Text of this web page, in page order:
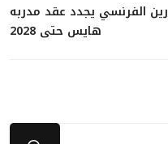
رين الفرنسي يجدد عقد مدربه
هايس حتى 2028